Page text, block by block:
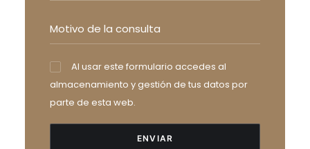
Al usar este formulario accedes al
almacenamiento y gestión de tus datos por
parte de esta web.